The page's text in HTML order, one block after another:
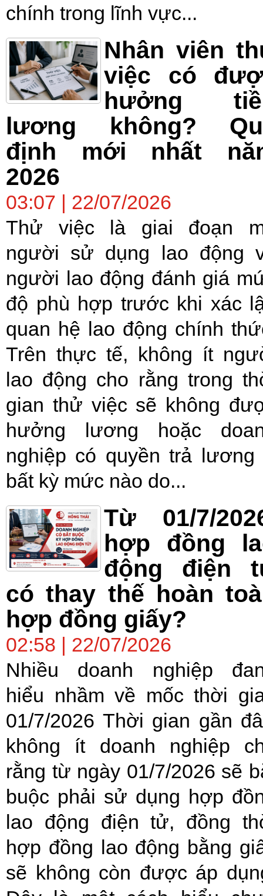
chính trong lĩnh vực...
Nhân viên
việc có
hưởng
lương không?
định mới nhất
2026
03:07 | 22/07/2026
Thử việc là giai đoạn
người sử dụng lao động
người lao động đánh giá
độ phù hợp trước khi xác
quan hệ lao động chính
Trên thực tế, không ít
lao động cho rằng trong
gian thử việc sẽ không
hưởng lương hoặc
nghiệp có quyền trả lương
bất kỳ mức nào do...
Từ 01/7/
hợp đồng
động điện
có thay thế hoàn
hợp đồng giấy?
02:58 | 22/07/2026
Nhiều doanh nghiệp
hiểu nhầm về mốc thời
01/7/2026 Thời gian gần
không ít doanh nghiệp
rằng từ ngày 01/7/2026 sẽ
buộc phải sử dụng hợp
lao động điện tử, đồng
hợp đồng lao động bằng
sẽ không còn được áp